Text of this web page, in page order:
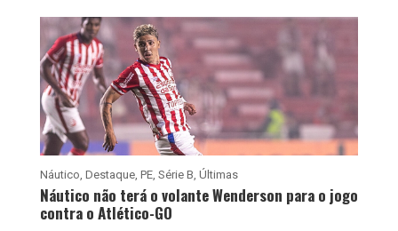
Náutico, Destaque, PE, Série B, Últimas
Náutico não terá o volante Wenderson para o jogo
contra o Atlético-GO